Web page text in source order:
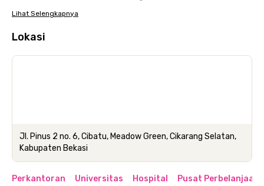
Lihat Selengkapnya
Lokasi
Jl. Pinus 2 no. 6, Cibatu, Meadow Green, Cikarang Selatan,
Kabupaten Bekasi
Perkantoran Universitas Hospital Pusat Perbelanjaan